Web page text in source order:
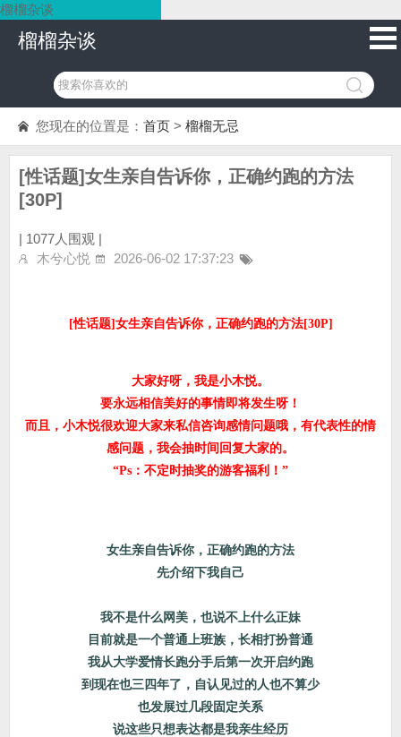
榴榴杂谈
榴榴杂谈
您现在的位置是： 首页 > 榴榴无忌
[性话题]女生亲自告诉你，正确约跑的方法
[30P]
| 1077人围观 |
木兮心悦
2026-06-02 17:37:23
[性话题]女生亲自告诉你，正确约跑的方法[30P]
大家好呀，我是小木悦。
要永远相信美好的事情即将发生呀！
而且，小木悦很欢迎大家来私信咨询感情问题哦，有代表性的情
感问题，我会抽时间回复大家的。
“Ps：不定时抽奖的游客福利！”
女生亲自告诉你，正确约跑的方法
先介绍下我自己
我不是什么网美，也说不上什么正妹
目前就是一个普通上班族，长相打扮普通
我从大学爱情长跑分手后第一次开启约跑
到现在也三四年了，自认见过的人也不算少
也发展过几段固定关系
说这些只想表达都是我亲生经历